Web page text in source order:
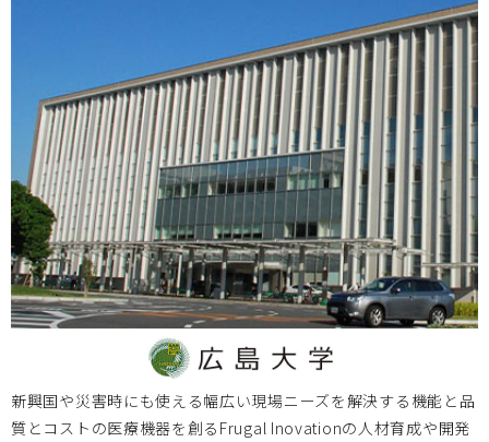
2024年3月1日（金） 第11回 BIZEN活動発信会のご案内
大阪医療センター 2023.11.24
＜MDF会員以外も参加可能＞12/21医工連携マッチング例会
【次世代医療システム産業化フォーラム2023（MDF）】
北海道大学 2023.11.14
2023/12/11 ヘルスケア・医療機器の創業/事業立上きっか
けセミナー【第3回】のご案内
新興国や災害時にも使える幅広い現場ニーズを解決する機能と品
質とコストの医療機器を創るFrugal Inovationの人材育成や開発